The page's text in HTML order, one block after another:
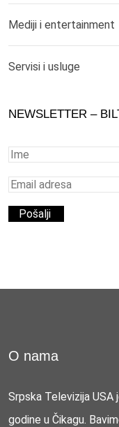
Mediji i entertainment
Servisi i usluge
NEWSLETTER –
O nama
Srpska Televizija USA
godine u Čikagu.